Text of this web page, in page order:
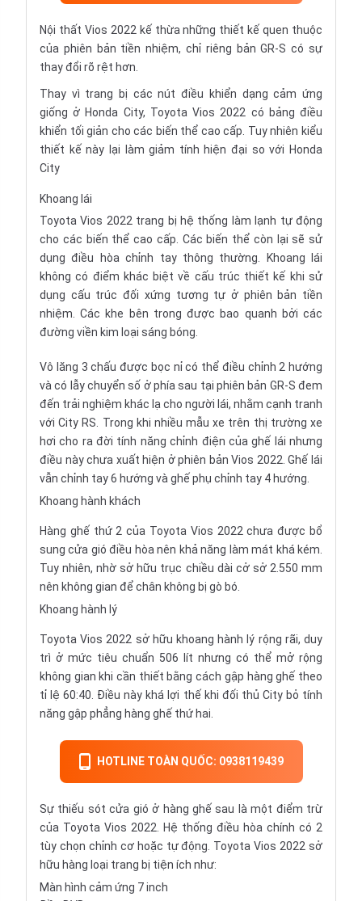
Nội thất Vios 2022 kế thừa những thiết kế quen thuộc
của phiên bản tiền nhiệm, chỉ riêng bản GR-S có sự
thay đổi rõ rệt hơn.
Thay vì trang bị các nút điều khiển dạng cảm ứng
giống ở Honda City, Toyota Vios 2022 có bảng điều
khiển tối giản cho các biến thể cao cấp. Tuy nhiên kiểu
thiết kế này lại làm giảm tính hiện đại so với Honda
City
Khoang lái
Toyota Vios 2022 trang bị hệ thống làm lạnh tự động
cho các biến thể cao cấp. Các biến thể còn lại sẽ sử
dụng điều hòa chỉnh tay thông thường. Khoang lái
không có điểm khác biệt về cấu trúc thiết kế khi sử
dụng cấu trúc đối xứng tương tự ở phiên bản tiền
nhiệm. Các khe bên trong được bao quanh bởi các
đường viền kim loại sáng bóng.
Vô lăng 3 chấu được bọc nỉ có thể điều chỉnh 2 hướng
và có lẫy chuyển số ở phía sau tại phiên bản GR-S đem
đến trải nghiệm khác lạ cho người lái, nhằm cạnh tranh
với City RS. Trong khi nhiều mẫu xe trên thị trường xe
hơi cho ra đời tính năng chỉnh điện của ghế lái nhưng
điều này chưa xuất hiện ở phiên bản Vios 2022. Ghế lái
vẫn chỉnh tay 6 hướng và ghế phụ chỉnh tay 4 hướng.
Khoang hành khách
Hàng ghế thứ 2 của Toyota Vios 2022 chưa được bổ
sung cửa gió điều hòa nên khả năng làm mát khá kém.
Tuy nhiên, nhờ sở hữu trục chiều dài cở sở 2.550 mm
nên không gian để chân không bị gò bó.
Khoang hành lý
Toyota Vios 2022 sở hữu khoang hành lý rộng rãi, duy
trì ở mức tiêu chuẩn 506 lít nhưng có thể mở rộng
không gian khi cần thiết bằng cách gập hàng ghế theo
tỉ lệ 60:40. Điều này khá lợi thế khi đối thủ City bỏ tính
năng gập phẳng hàng ghế thứ hai.
HOTLINE TOÀN QUỐC: 0938119439
Sự thiếu sót cửa gió ở hàng ghế sau là một điểm trừ
của Toyota Vios 2022. Hệ thống điều hòa chính có 2
tùy chọn chỉnh cơ hoặc tự động. Toyota Vios 2022 sở
hữu hàng loại trang bị tiện ích như:
Màn hình cảm ứng 7 inch